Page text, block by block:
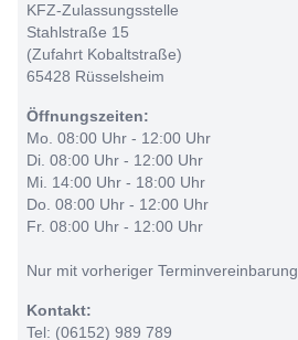
KFZ-Zulassungsstelle
Stahlstraße 15
(Zufahrt Kobaltstraße)
65428 Rüsselsheim
Öffnungszeiten:
Mo. 08:00 Uhr - 12:00 Uhr
Di. 08:00 Uhr - 12:00 Uhr
Mi. 14:00 Uhr - 18:00 Uhr
Do. 08:00 Uhr - 12:00 Uhr
Fr. 08:00 Uhr - 12:00 Uhr
Nur mit vorheriger Terminvereinbarung
Kontakt:
Tel: (06152) 989 789